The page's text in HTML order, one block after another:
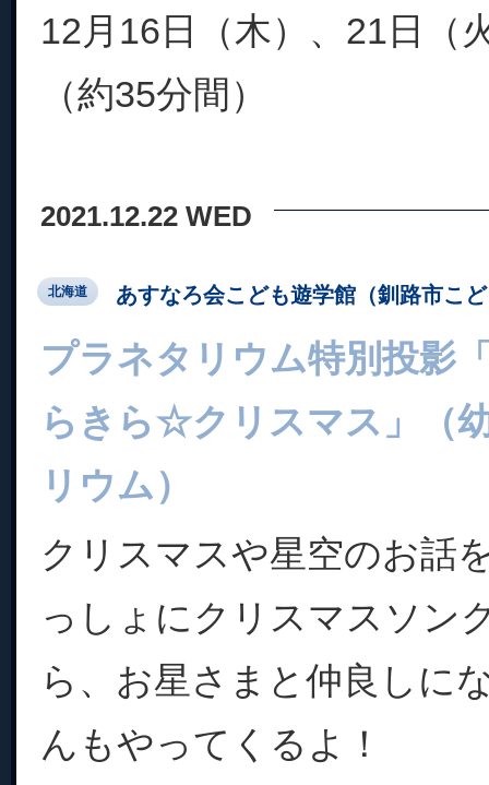
12月16日（木）、21日（
（約35分間）
2021.12.22 WED
北海道 あすなろ会こども遊学館（釧路市こ
プラネタリウム特別投影
らきら☆クリスマス」（
リウム）
クリスマスや星空のお話
っしょにクリスマスソン
ら、お星さまと仲良しに
んもやってくるよ！